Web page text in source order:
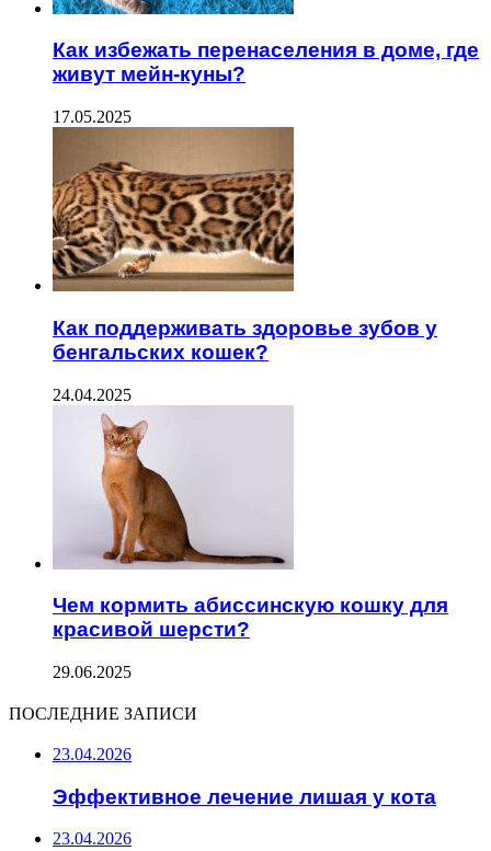
Как избежать перенаселения в доме, где
живут мейн-куны?
17.05.2025
Как поддерживать здоровье зубов у
бенгальских кошек?
24.04.2025
Чем кормить абиссинскую кошку для
красивой шерсти?
29.06.2025
ПОСЛЕДНИЕ ЗАПИСИ
23.04.2026
Эффективное лечение лишая у кота
23.04.2026